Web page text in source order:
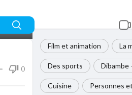
Film et animation La
Des sports Dibambe
Cuisine Personnes
0